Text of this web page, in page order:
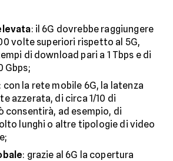
: il 6G dovrebbe raggiungere
volte superiori rispetto al 5G,
di download pari a 1 Tbps e di
Gbps;
: con la rete mobile 6G, la latenza
azzerata, di circa 1/10 di
consentirà, ad esempio, di
lunghi o altre tipologie di video
: grazie al 6G la copertura